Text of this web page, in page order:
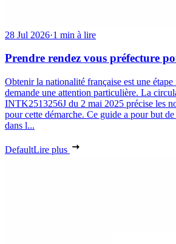
28 Jul 2026·1 min à lire
Prendre rendez vous préfecture
Obtenir la nationalité française est une
demande une attention particulière. La
INTK2513256J du 2 mai 2025 précise les
pour cette démarche. Ce guide a pour but
dans l...
DefaultLire plus